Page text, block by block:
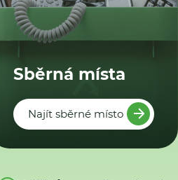
Sběrná místa
Najít sběrné místo